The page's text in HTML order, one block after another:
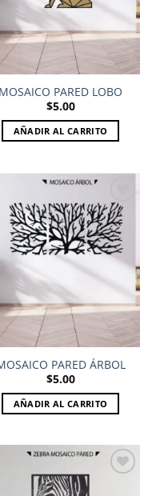
MOSAICO PARED LOBO
$5.00
AÑADIR AL CARRITO
Add to
wishlist
PARED ÁRBOL
$5.00
AÑADIR AL CARRITO